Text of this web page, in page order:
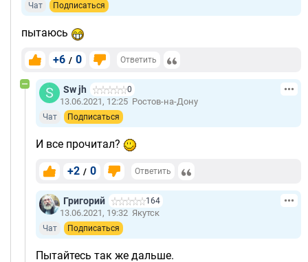
Чат Подписаться
пытаюсь
+6 / 0 Ответить
Sw jh 0
13.06.2021, 12:25 Ростов-на-Дону
Чат Подписаться
И все прочитал?
+2 / 0 Ответить
Григорий 164
13.06.2021, 19:32 Якутск
Чат Подписаться
Пытайтесь так же дальше.